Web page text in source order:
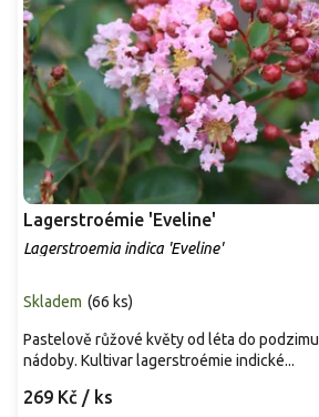
u
k
t
ů
Lagerstroémie 'Eveline'
Lagerstroemia indica 'Eveline'
Skladem (66 ks)
269 Kč / ks
Pastelově růžové květy od léta do
nádoby. Kultivar lagerstroémie indické...